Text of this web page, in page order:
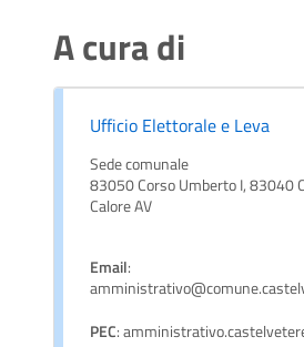
A cura di
Ufficio Elettorale e Leva
Sede comunale
83050 Corso Umberto I, 83040
Calore AV
Email:
PEC: